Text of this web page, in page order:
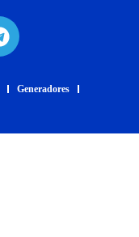
Generadores